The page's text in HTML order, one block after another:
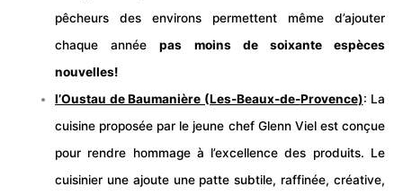
pêcheurs des environs permettent même d’ajouter
chaque annéepas moins de soixante espèces
nouvelles!
l’Oustau de Baumanière (Les-Beaux-de-Provence): La
cuisine proposée par le jeune chef Glenn Viel est conçue
pour rendre hommage à l’excellence des produits. Le
cuisinier une ajoute une patte subtile, raffinée, créative,